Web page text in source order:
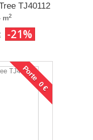
TJ40112
m2
-21%
Porte 0 €